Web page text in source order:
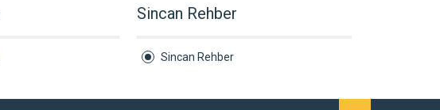
Sincan Rehber
Sincan Rehber